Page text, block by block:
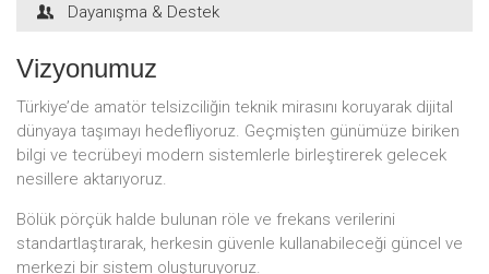
Dayanışma & Destek
Vizyonumuz
Türkiye’de amatör telsizciliğin teknik mirasını koruyarak dijital
dünyaya taşımayı hedefliyoruz. Geçmişten günümüze biriken
bilgi ve tecrübeyi modern sistemlerle birleştirerek gelecek
nesillere aktarıyoruz.
Bölük pörçük halde bulunan röle ve frekans verilerini
standartlaştırarak, herkesin güvenle kullanabileceği güncel ve
merkezi bir sistem oluşturuyoruz.